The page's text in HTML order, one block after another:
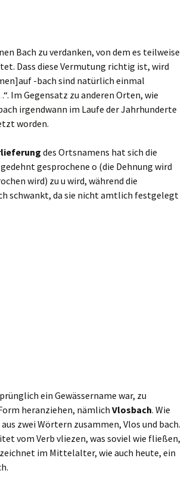
Bach zu verdanken, von dem es teilweise
Dass diese Vermutung richtig ist, wird
-bach sind natürlich einmal
Im Gegensatz zu anderen Orten, wie
irgendwann im Laufe der Jahrhunderte
worden.
des Ortsnamens hat sich die
gesprochene o (die Dehnung wird
wird) zu u wird, während die
schwankt, da sie nicht amtlich festgelegt
ein Gewässername war, zu
heranziehen, nämlichVlosbach. Wie
zwei Wörtern zusammen, Vlos und bach.
vom Verb vliezen, was soviel wie fließen,
im Mittelalter, wie auch heute, ein